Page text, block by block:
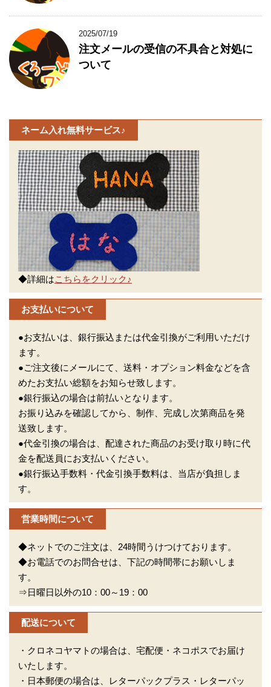
2025/07/19
注文メールの受信の不具合と対処に
ついて
ネーム入れ無料サービス♪
◆詳細はこちらをクリック♪
お支払いについて
●お支払いは、銀行振込または代金引換がご利用いただけ
ます。
●ご注文後にメールにて、送料・オプション料金などを含
めたお支払い総額をお知らせ致します。
●銀行振込の場合は前払いとなります。
お振り込みを確認してから、制作、完成し次第商品を発
送致します。
●代金引換の場合は、配達された商品のお受け取り時に代
金を配送員にお支払いください。
●銀行振込手数料・代金引換手数料は、当店が負担しま
す。
営業時間について
◆ネットでのご注文は、24時間うけつけております。
◆お電話でのお問合せは、下記の時間帯にお願いしま
す。
⇒日曜日以外の10：00～19：00
配送について
・クロネコヤマトの場合は、宅配便・ネコポスでお届け
いたします。
・日本郵便の場合は、レターパックプラス・レターパッ